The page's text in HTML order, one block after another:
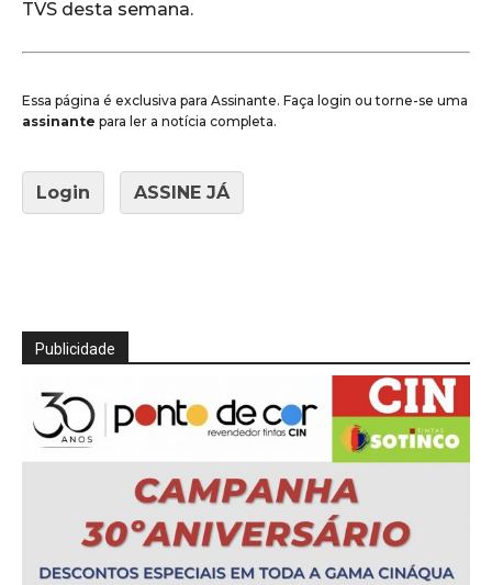
TVS desta semana.
Essa página é exclusiva para Assinante. Faça login ou torne-se uma
assinante para ler a notícia completa.
Login ASSINE JÁ
Publicidade